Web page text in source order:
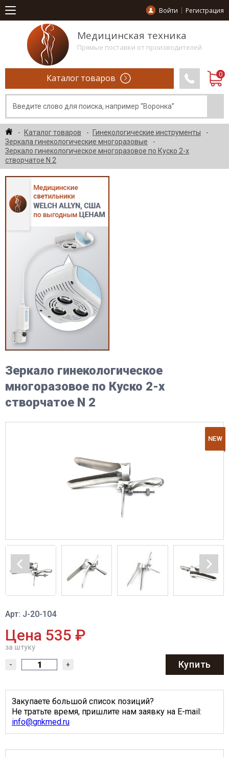
Войти Регистрация
Медицинская техника
Прямые поставки от производителей
Каталог товаров
Каталог товаров
Гинекологические инструменты
Зеркала гинекологические многоразовые
Зеркало гинекологическое многоразовое по Куско 2-х
створчатое N 2
Зеркало гинекологическое
многоразовое по Куско 2-х
створчатое N 2
NEW
Арт: J-20-104
Цена 535 ₽
за штуку
- + Купить
Закупаете большой список позиций?
Не тратьте время, пришлите нам заявку на E-mail:
info@gnkmed.ru